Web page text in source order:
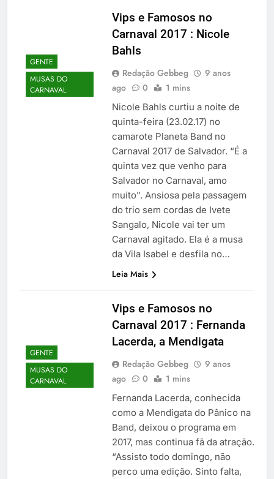
GENTE
MUSAS DO
CARNAVAL
Vips e Famosos no
Carnaval 2017 : Nicole
Bahls
Redação Gebbeg
9 anos
ago
0 1 mins
Nicole Bahls curtiu a noite de
quinta-feira (23.02.17) no
camarote Planeta Band no
Carnaval 2017 de Salvador. “É a
quinta vez que venho para
Salvador no Carnaval, amo
muito”. Ansiosa pela passagem
do trio sem cordas de Ivete
Sangalo, Nicole vai ter um
Carnaval agitado. Ela é a musa
da Vila Isabel e desfila no…
Leia Mais
GENTE
MUSAS DO
CARNAVAL
Vips e Famosos no
Carnaval 2017 : Fernanda
Lacerda, a Mendigata
Redação Gebbeg
9 anos
ago
0 1 mins
Fernanda Lacerda, conhecida
como a Mendigata do Pânico na
Band, deixou o programa em
2017, mas continua fã da atração.
“Assisto todo domingo, não
perco uma edição. Sinto falta,